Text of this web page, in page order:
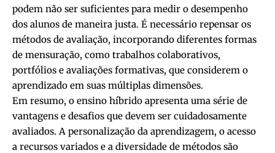
podem não ser suficientes para medir o desempenho
dos alunos de maneira justa. É necessário repensar os
métodos de avaliação, incorporando diferentes formas
de mensuração, como trabalhos colaborativos,
portfólios e avaliações formativas, que considerem o
aprendizado em suas múltiplas dimensões.
Em resumo, o ensino híbrido apresenta uma série de
vantagens e desafios que devem ser cuidadosamente
avaliados. A personalização da aprendizagem, o acesso
a recursos variados e a diversidade de métodos são